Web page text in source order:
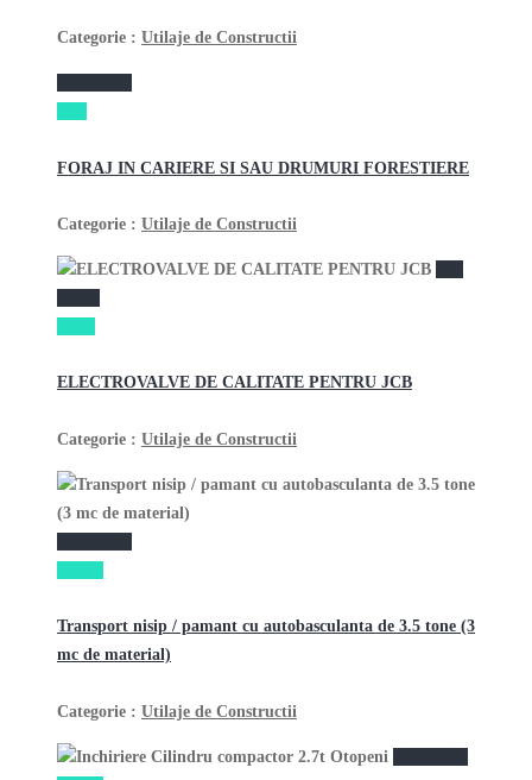
Categorie : Utilaje de Constructii
FORAJ IN CARIERE SI SAU DRUMURI FORESTIERE
Categorie : Utilaje de Constructii
ELECTROVALVE DE CALITATE PENTRU JCB
Categorie : Utilaje de Constructii
Transport nisip / pamant cu autobasculanta de 3.5 tone (3
mc de material)
Categorie : Utilaje de Constructii